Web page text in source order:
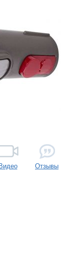
Видео Отзывы